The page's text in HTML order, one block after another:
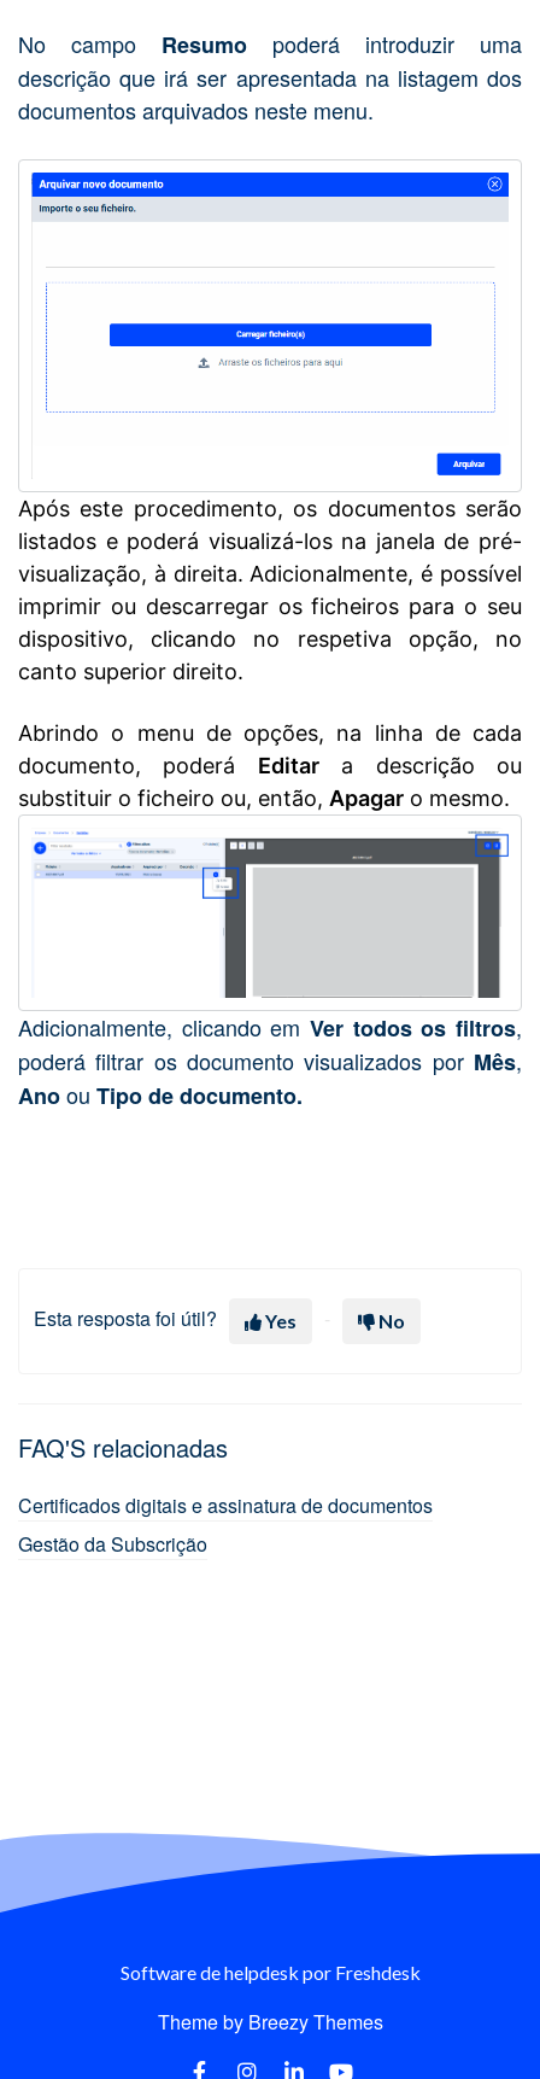
No campo Resumo poderá introduzir uma
descrição que irá ser apresentada na listagem dos
documentos arquivados neste menu.
Após este procedimento, os documentos serão
listados e poderá visualizá-los na janela de pré-
visualização, à direita. Adicionalmente, é possível
imprimir ou descarregar os ficheiros para o seu
dispositivo, clicando no respetiva opção, no
canto superior direito.
Abrindo o menu de opções, na linha de cada
documento, poderá Editara descrição ou
substituir o ficheiro ou, então, Apagar o mesmo.
Adicionalmente, clicando em Ver todos os filtros,
poderá filtrar os documento visualizados por Mês,
Anoou Tipo de documento.
Esta resposta foi útil? Yes No
FAQ'S relacionadas
Certificados digitais e assinatura de documentos
Gestão da Subscrição
Software de helpdesk por Freshdesk
Theme by Breezy Themes